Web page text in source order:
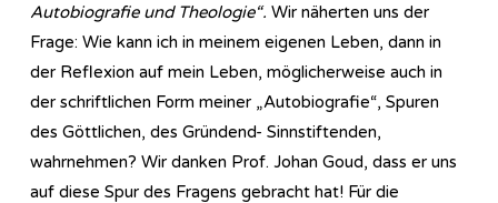
Autobiografie und Theologie“. Wir näherten uns der
Frage: Wie kann ich in meinem eigenen Leben, dann in
der Reflexion auf mein Leben, möglicherweise auch in
der schriftlichen Form meiner „Autobiografie“, Spuren
des Göttlichen, des Gründend- Sinnstiftenden,
wahrnehmen? Wir danken Prof. Johan Goud, dass er uns
auf diese Spur des Fragens gebracht hat! Für die